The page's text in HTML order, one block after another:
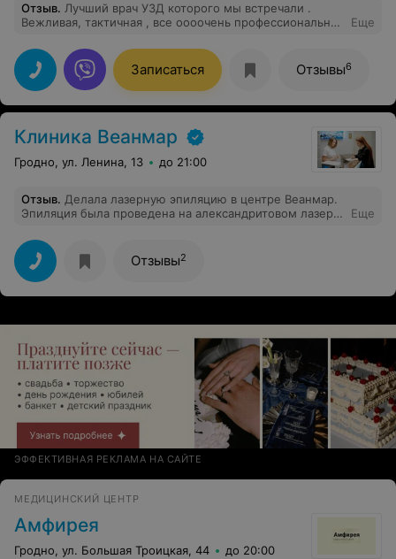
Отзыв. Лучший врач УЗД которого мы встречали .
Вежливая, тактичная , все оооочень профессионально .
Л.Д.
Еще
Записаться Отзывы6
Клиника Веанмар
Гродно, ул. Ленина, 13 до 21:00
Отзыв. Делала лазерную эпиляцию в центре Веанмар.
Эпиляция была проведена на александритовом лазере
покорил, это абсолютно другого уровня лазер:
мощный, без боли. Кому нужен результат — советую.
Еще
Отзывы2
ЭФФЕКТИВНАЯ РЕКЛАМА НА САЙТЕ
МЕДИЦИНСКИЙ ЦЕНТР
Амфирея
Гродно, ул. Большая Троицкая, 44 до 20:00